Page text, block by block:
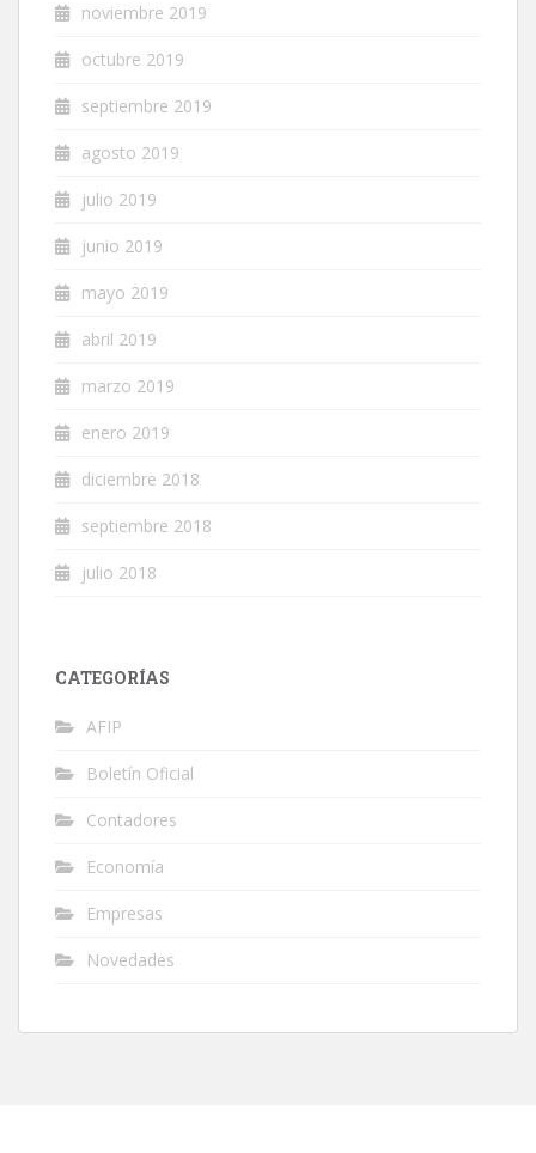
noviembre 2019
octubre 2019
septiembre 2019
agosto 2019
julio 2019
junio 2019
mayo 2019
abril 2019
marzo 2019
enero 2019
diciembre 2018
septiembre 2018
julio 2018
CATEGORÍAS
AFIP
Boletín Oficial
Contadores
Economía
Empresas
Novedades